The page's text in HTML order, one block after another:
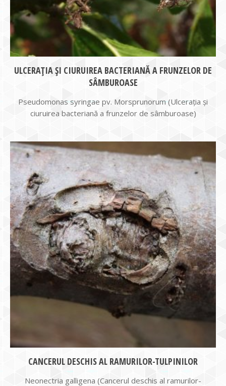
ULCERAȚIA ȘI CIURUIREA BACTERIANĂ A FRUNZELOR DE
SÂMBUROASE
Pseudomonas syringae pv. Morsprunorum (Ulcerația și
ciuruirea bacteriană a frunzelor de sâmburoase)
CANCERUL DESCHIS AL RAMURILOR-TULPINILOR
Neonectria galligena (Cancerul deschis al ramurilor-